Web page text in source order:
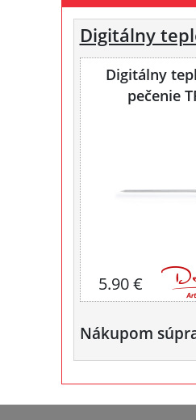
Digitálny
Digitálny
pečenie
5.90 €
Nákupom